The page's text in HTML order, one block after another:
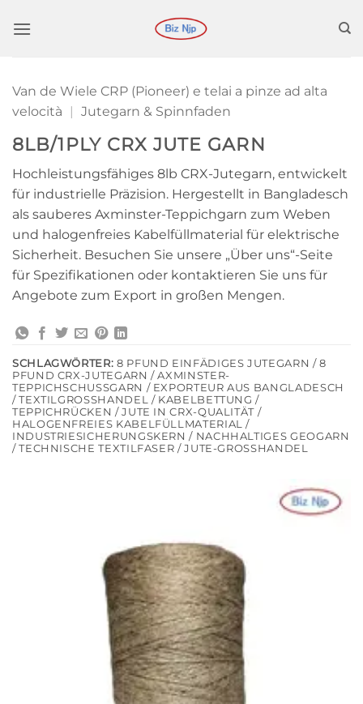
Inhalt
Van de Wiele CRP (Pioneer) e telai a pinze ad alta
velocità
| Jutegarn & Spinnfaden
8LB/1PLY CRX JUTE GARN
Hochleistungsfähiges 8lb CRX-Jutegarn, entwickelt
für industrielle Präzision. Hergestellt in Bangladesch
als sauberes Axminster-Teppichgarn zum Weben
und halogenfreies Kabelfüllmaterial für elektrische
Sicherheit. Besuchen Sie unsere „Über uns“-Seite
für Spezifikationen oder kontaktieren Sie uns für
Angebote zum Export in großen Mengen.
SCHLAGWÖRTER: 8 PFUND EINFÄDIGES JUTEGARN / 8
PFUND CRX-JUTEGARN / AXMINSTER-
TEPPICHSCHUSSGARN / EXPORTEUR AUS BANGLADESCH
/ TEXTILGROSSHANDEL / KABELBETTUNG / T
EPPICHRÜCKEN / JUTE IN CRX-QUALITÄT / H
ALOGENFREIES KABELFÜLLMATERIAL / I
NDUSTRIESICHERUNGSKERN / NACHHALTIGES GEOGARN /
TECHNISCHE TEXTILFASER / JUTE-GROSSHANDEL